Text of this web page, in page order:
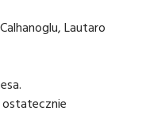
Lautaro
ostatecznie